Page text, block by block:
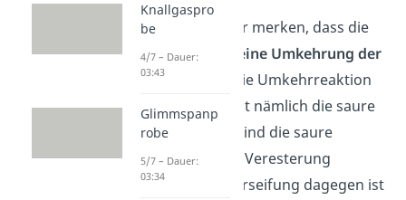
Du solltest dir aber merken, dass die
Esterverseifung
keine Umkehrung der
Veresterung
ist. Die Umkehrreaktion
der Veresterung ist nämlich die saure
Hydrolyse. Somit sind die saure
Hydrolyse und die Veresterung
reversibel. Eine Verseifung dagegen ist
Knallgaspro
be
4/7 – Dauer:
03:43
Glimmspanp
robe
5/7 – Dauer:
03:34